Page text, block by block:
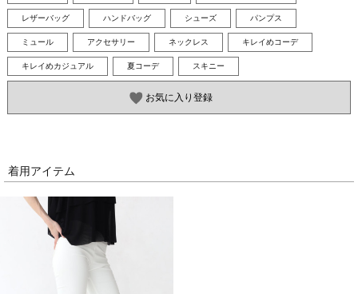
レザーバッグ ハンドバッグ シューズ パンプス
ミュール アクセサリー ネックレス キレイめコーデ
キレイめカジュアル 夏コーデ スキニー
お気に入り登録
着用アイテム